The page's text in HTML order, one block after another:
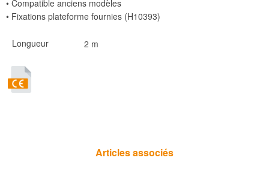
• Compatible anciens modèles
• Fixations plateforme fournies (H10393)
Longueur 2 m
Articles associés